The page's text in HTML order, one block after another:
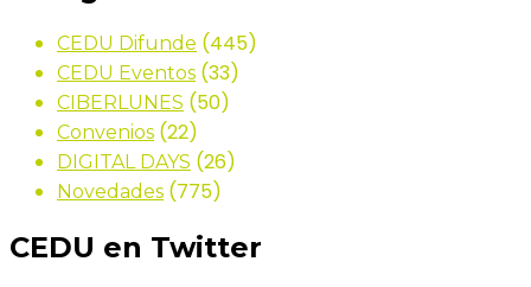
CEDU Difunde (445)
CEDU Eventos (33)
CIBERLUNES (50)
Convenios (22)
DIGITAL DAYS (26)
Novedades (775)
CEDU en Twitter